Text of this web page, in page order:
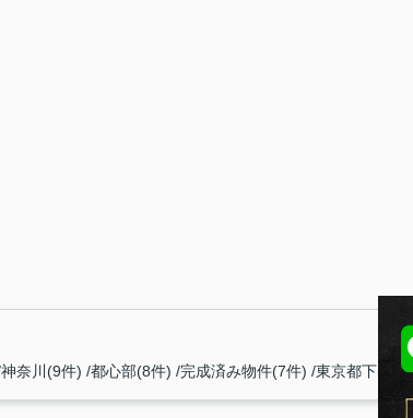
神奈川(9件) 都心部(8件) 完成済み物件(7件) 東京都下(7件)